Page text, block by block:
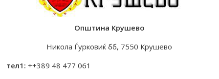
Општина Крушево
Никола Ѓурковиќ бб, 7550 Крушево
тел1: ++389 48 477 061